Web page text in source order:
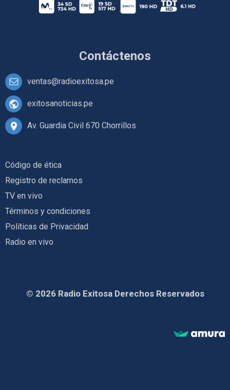
Contáctenos
ventas@radioexitosa.pe
exitosanoticias.pe
Av. Guardia Civil 670 Chorrillos
Código de ética
Registro de reclamos
TV en vivo
Términos y condiciones
Políticas de Privacidad
Radio en vivo
© 2026 Radio Exitosa Derechos Reservados